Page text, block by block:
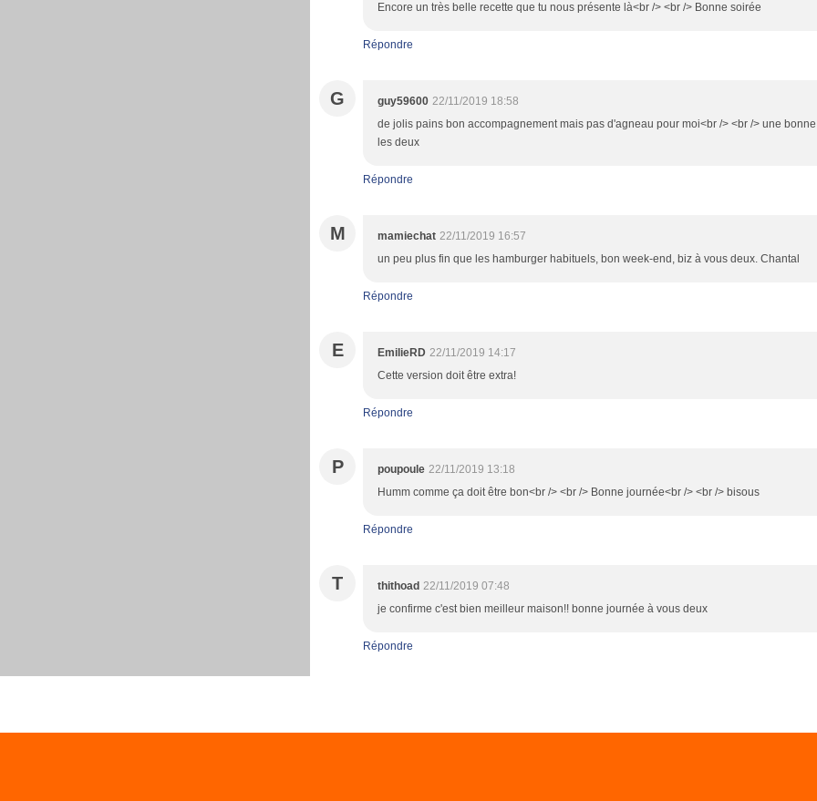
Encore un très belle recette que tu nous présente là<br /> <br /> Bonne soirée
Répondre
G guy59600 22/11/2019 18:58
de jolis pains bon accompagnement mais pas d'agneau pour moi<br /> <br /> une
les deux
Répondre
M mamiechat 22/11/2019 16:57
un peu plus fin que les hamburger habituels, bon week-end, biz à vous deux. Chantal
Répondre
E EmilieRD 22/11/2019 14:17
Cette version doit être extra!
Répondre
P poupoule 22/11/2019 13:18
Humm comme ça doit être bon<br /> <br /> Bonne journée<br /> <br /> bisous
Répondre
T thithoad 22/11/2019 07:48
je confirme c'est bien meilleur maison!! bonne journée à vous deux
Répondre